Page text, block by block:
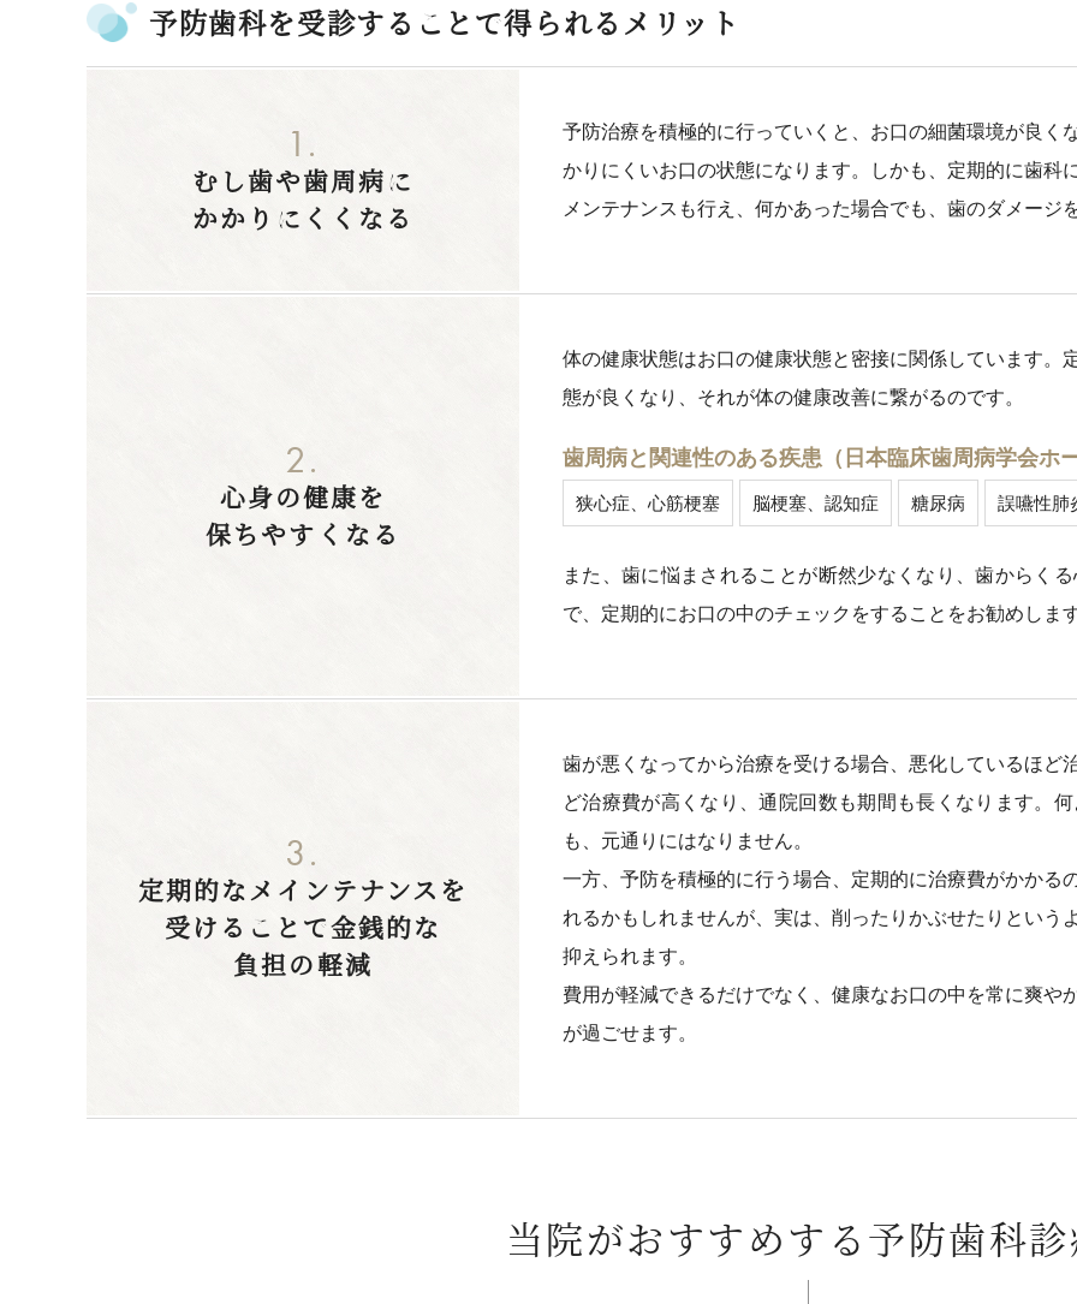
予防歯科を受診することで得られるメリット
1.
むし歯や歯周病に
かかりにくくなる
予防治療を積極的に行っていくと、お口の細菌環境が良く
かりにくいお口の状態になります。しかも、定期的に歯科
メンテナンスも行え、何かあった場合でも、歯のダメージ
2.
心身の健康を
保ちやすくなる
体の健康状態はお口の健康状態と密接に関係しています。
態が良くなり、それが体の健康改善に繋がるのです。
歯周病と関連性のある疾患（日本臨床歯周病学会ホ
狭心症、心筋梗塞 脳梗塞、認知症 糖尿病 誤嚥性肺
また、歯に悩まされることが断然少なくなり、歯からく
で、定期的にお口の中のチェックをすることをお勧めしま
3.
定期的なメインテナンスを
受けることで金銭的な
負担の軽減
歯が悪くなってから治療を受ける場合、悪化しているほど
ど治療費が高くなり、通院回数も期間も長くなります。
も、元通りにはなりません。
一方、予防を積極的に行う場合、定期的に治療費がかかる
れるかもしれませんが、実は、削ったりかぶせたりという
抑えられます。
費用が軽減できるだけでなく、健康なお口の中を常に爽や
が過ごせます。
当院がおすすめする予防歯科